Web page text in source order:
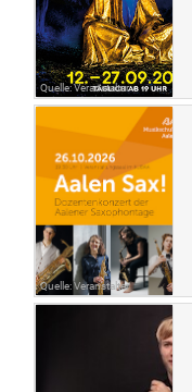
Quelle: Veranstalter
Quelle: Veranstalter